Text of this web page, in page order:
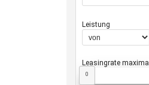
Leistung
Leasingrate maximal
0